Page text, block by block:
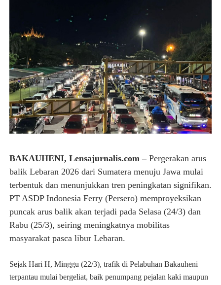
BAKAUHENI, Lensajurnalis.com –Pergerakan arus
balik Lebaran 2026 dari Sumatera menuju Jawa mulai
terbentuk dan menunjukkan tren peningkatan signifikan.
PT ASDP Indonesia Ferry (Persero) memproyeksikan
puncak arus balik akan terjadi pada Selasa (24/3) dan
Rabu (25/3), seiring meningkatnya mobilitas
masyarakat pasca libur Lebaran.
Sejak Hari H, Minggu (22/3), trafik di Pelabuhan Bakauheni
terpantau mulai bergeliat, baik penumpang pejalan kaki maupun